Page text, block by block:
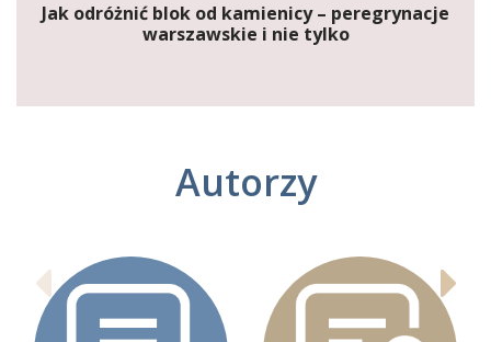
Jak odróżnić blok od kamienicy – peregrynacje
warszawskie i nie tylko
Autorzy